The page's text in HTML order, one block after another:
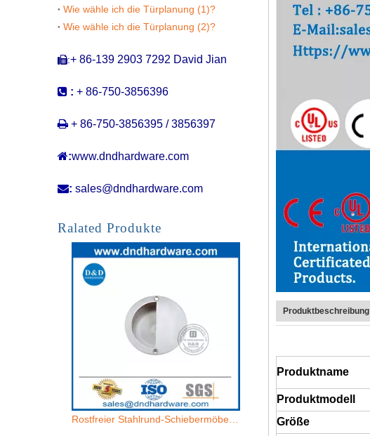
Wie wähle ich die Türplanung (1)?
Wie wähle ich die Türplanung (2)?
:+ 86-139 2903 7292 David Jian
 : + 86-750-3856396
 + 86-750-3856395 / 3856397
:www.dndhardware.com
: sales@dndhardware.com
Ralated Produkte
Produktbeschreibung
Produktname
Produktmodell
Größe